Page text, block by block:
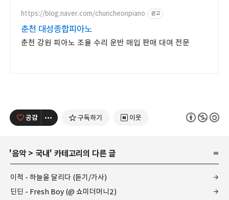
https://blog.naver.com/chuncheonpiano 광고
춘천 대성종합피아노
춘천 강원 피아노 조율 수리 운반 매입 판매 대여 전문
공감 구독하기 이웃
'음악 > 국내' 카테고리의 다른 글
이적 - 하늘을 달리다 (듣기/가사)
딘딘 - Fresh Boy (@ 쇼미더머니2)